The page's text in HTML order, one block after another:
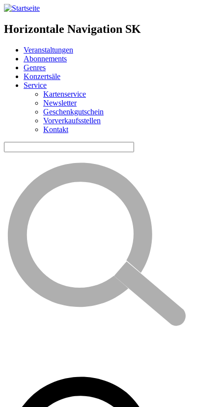
Horizontale Navigation SK
Veranstaltungen
Abonnements
Genres
Konzertsäle
Service
Kartenservice
Newsletter
Geschenkgutschein
Vorverkaufsstellen
Kontakt